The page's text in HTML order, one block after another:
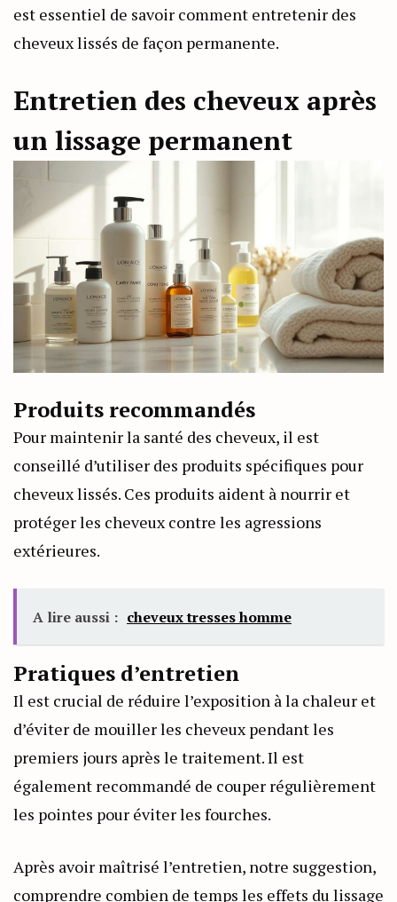
est essentiel de savoir comment entretenir des
cheveux lissés de façon permanente.
Entretien des cheveux après
un lissage permanent
Produits recommandés
Pour maintenir la santé des cheveux, il est
conseillé d’utiliser des produits spécifiques pour
cheveux lissés. Ces produits aident à nourrir et
protéger les cheveux contre les agressions
extérieures.
A lire aussi : cheveux tresses homme
Pratiques d’entretien
Il est crucial de réduire l’exposition à la chaleur et
d’éviter de mouiller les cheveux pendant les
premiers jours après le traitement. Il est
également recommandé de couper régulièrement
les pointes pour éviter les fourches.
Après avoir maîtrisé l’entretien, notre suggestion,
comprendre combien de temps les effets du lissage